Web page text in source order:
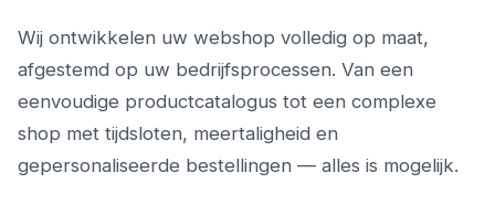
Wij ontwikkelen uw webshop volledig op maat,
afgestemd op uw bedrijfsprocessen. Van een
eenvoudige productcatalogus tot een complexe
shop met tijdsloten, meertaligheid en
gepersonaliseerde bestellingen — alles is mogelijk.